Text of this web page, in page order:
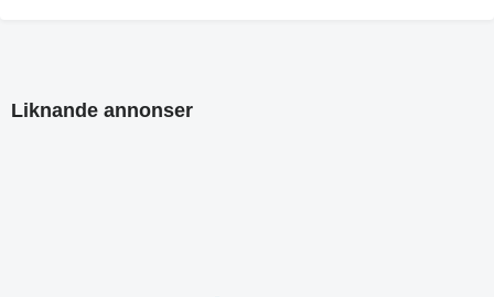
Liknande annonser